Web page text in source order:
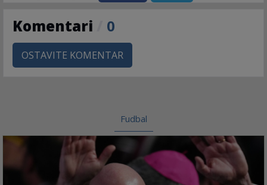
Komentari 0
OSTAVITE KOMENTAR
Fudbal